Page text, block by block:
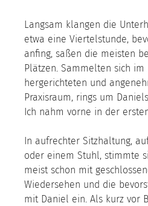
Langsam klangen die
etwa eine Viertelstunde,
anfing, saßen die meisten
Plätzen. Sammelten sich
hergerichteten und
Praxisraum, rings um
Ich nahm vorne in der
In aufrechter Sitzhaltung,
oder einem Stuhl, stimmte
meist schon mit
Wiedersehen und die
mit Daniel ein. Als kurz vor